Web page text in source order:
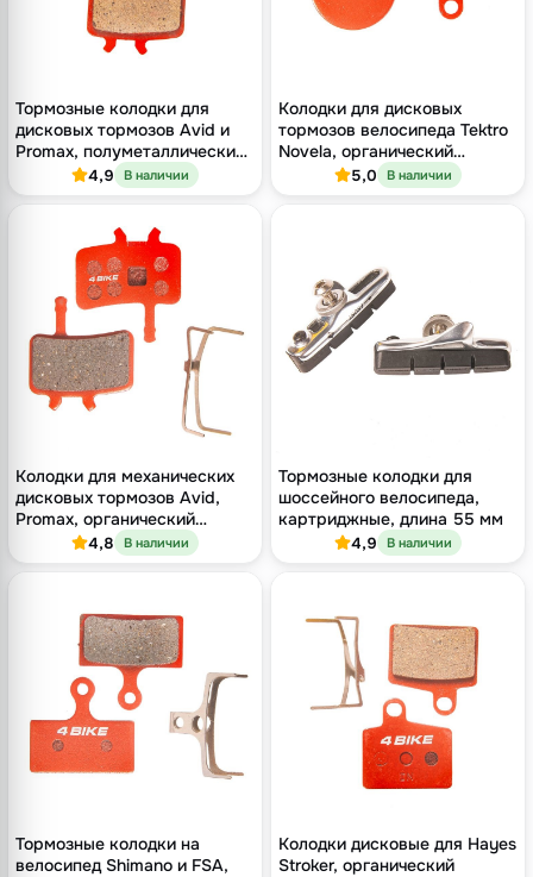
Тормозные колодки для
дисковых тормозов Avid и
Promax, полуметаллический
компаунд4,9 В наличии
Колодки для дисковых
тормозов велосипеда Tektro
Novela, органический
компаунд5,0 В наличии
Колодки для механических
дисковых тормозов Avid,
Promax, органический
компаунд4,8 В наличии
Тормозные колодки для
шоссейного велосипеда,
картриджные, длина 55 мм
4,9 В наличии
Тормозные колодки на
велосипед Shimano и FSA,
Колодки дисковые для Hayes
Stroker, органический